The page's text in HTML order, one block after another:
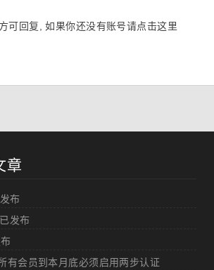
可回复, 如果你还没有账号请点击这里
章
布
发布
有会员到本月底必须启用两步认证